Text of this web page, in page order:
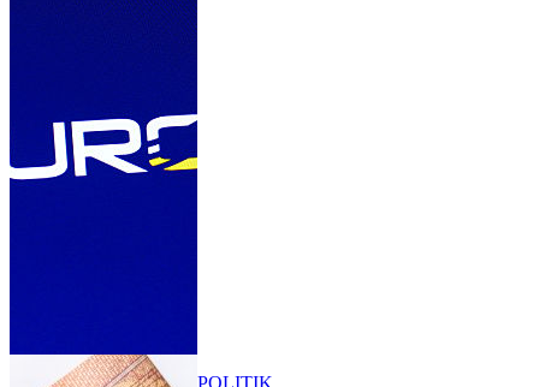
POLITIK